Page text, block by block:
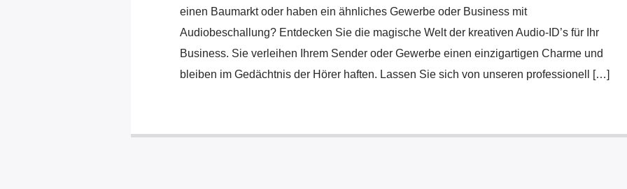
einen Baumarkt oder haben ein ähnliches Gewerbe oder Business mit
Audiobeschallung? Entdecken Sie die magische Welt der kreativen Audio-ID’s für Ihr
Business. Sie verleihen Ihrem Sender oder Gewerbe einen einzigartigen Charme und
bleiben im Gedächtnis der Hörer haften. Lassen Sie sich von unseren professionell […]